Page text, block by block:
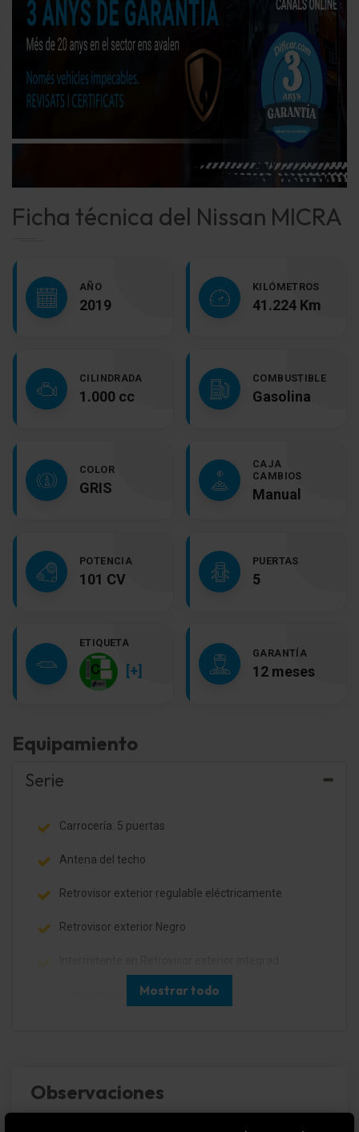
Ficha técnica del Nissan MICRA
AÑO
2019
KILÓMETROS
41.224 Km
CILINDRADA
1.000 cc
COMBUSTIBLE
Gasolina
COLOR
GRIS
CAJA
CAMBIOS
Manual
POTENCIA
101 CV
PUERTAS
5
ETIQUETA
[+]
GARANTÍA
12 meses
Equipamiento
Serie
Carrocería: 5 puertas
Antena del techo
Retrovisor exterior regulable eléctricamente
Retrovisor exterior Negro
Encendido aut. luces de carretera
Luz de día LED
Limpiaparabrisas con interruptor de intervalos
Mostrar todo
Observaciones